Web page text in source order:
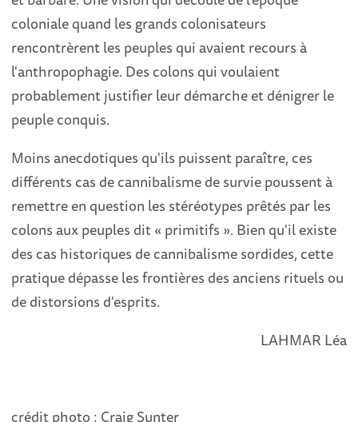
coloniale quand les grands colonisateurs
rencontrèrent les peuples qui avaient recours à
l'anthropophagie. Des colons qui voulaient
probablement justifier leur démarche et dénigrer le
peuple conquis.
Moins anecdotiques qu'ils puissent paraître, ces
différents cas de cannibalisme de survie poussent à
remettre en question les stéréotypes prêtés par les
colons aux peuples dit « primitifs ». Bien qu'il existe
des cas historiques de cannibalisme sordides, cette
pratique dépasse les frontières des anciens rituels ou
de distorsions d'esprits.
LAHMAR Léa
crédit photo : Craig Sunter